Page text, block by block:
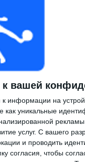
вашей
информации на
уникальные
услуг. С вашего
и проводить
согласия, чтобы